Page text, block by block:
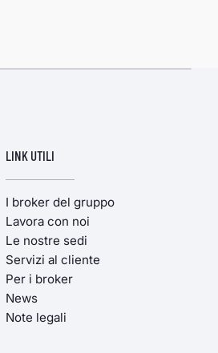
LINK UTILI
I broker del gruppo
Lavora con noi
Le nostre sedi
Servizi al cliente
Per i broker
News
Note legali